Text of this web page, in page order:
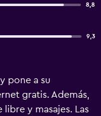
8,8
9,3
pone a su
gratis. Además,
y masajes. Las